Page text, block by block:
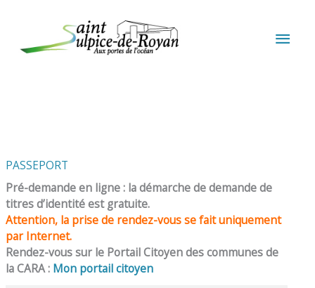
PASSEPORT
Pré-demande en ligne : la démarche de demande de
titres d’identité est gratuite.
Attention, la prise de rendez-vous se fait uniquement
par Internet.
Rendez-vous sur le Portail Citoyen des communes de
la CARA : Mon portail citoyen